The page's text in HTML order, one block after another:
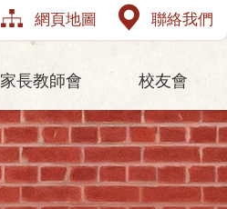
網頁地圖 聯絡我們
家長教師會 校友會